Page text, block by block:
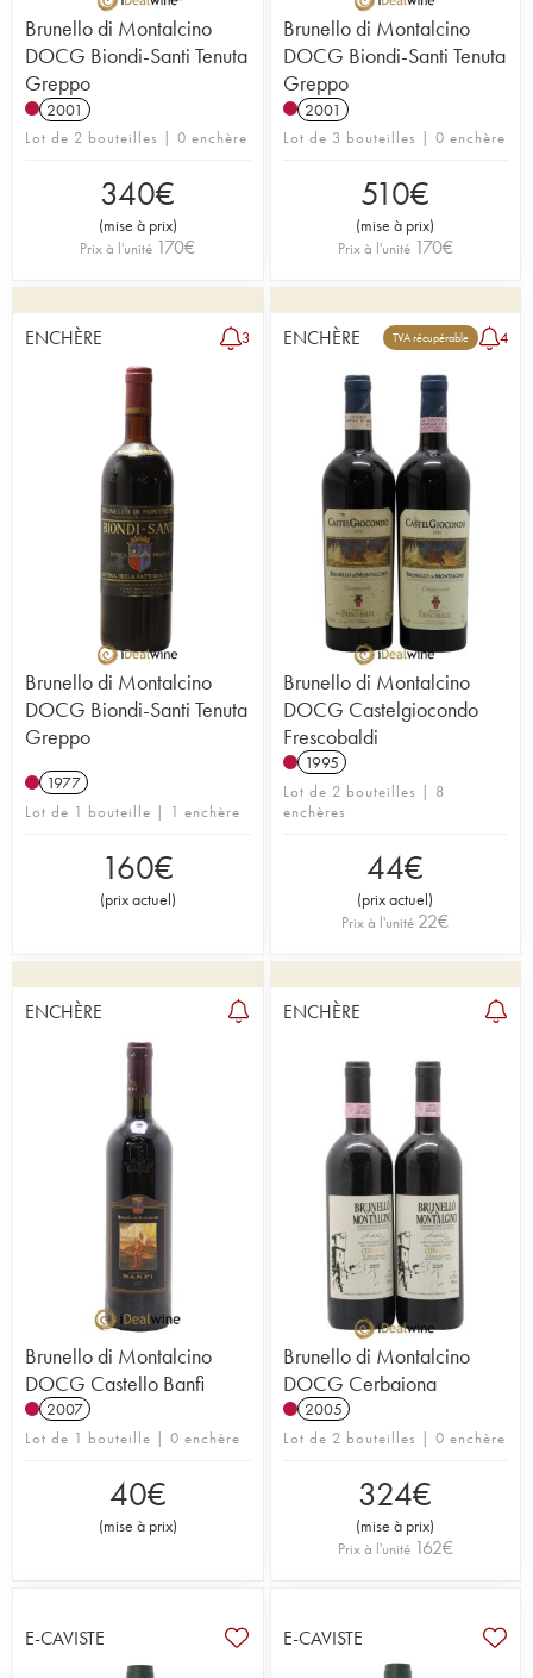
Brunello di Montalcino
DOCG Biondi-Santi Tenuta
Greppo
2001
Lot de 2 bouteilles | 0 enchère
340€
(mise à prix)
Prix à l'unité 170€
Brunello di Montalcino
DOCG Biondi-Santi Tenuta
Greppo
2001
Lot de 3 bouteilles | 0 enchère
510€
(mise à prix)
Prix à l'unité 170€
ENCHÈRE 3
Brunello di Montalcino
DOCG Biondi-Santi Tenuta
Greppo
1977
Lot de 1 bouteille | 1 enchère
160€
(prix actuel)
ENCHÈRE TVA récupérable 4
Brunello di Montalcino
DOCG Castelgiocondo
Frescobaldi
1995
Lot de 2 bouteilles | 8
enchères
44€
(prix actuel)
Prix à l'unité 22€
ENCHÈRE
Brunello di Montalcino
DOCG Castello Banfi
2007
Lot de 1 bouteille | 0 enchère
40€
(mise à prix)
ENCHÈRE
Brunello di Montalcino
DOCG Cerbaiona
2005
Lot de 2 bouteilles | 0 enchère
324€
(mise à prix)
Prix à l'unité 162€
E-CAVISTE E-CAVISTE